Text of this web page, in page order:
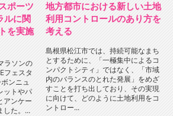
ポーツ
ルに関
を実施
ラソンの
フェスタ
ンニュ
ットやパ
アンケー
した。...
地方都市における新しい土地
利用コントロールのあり方を
考える
島根県松江市では、持続可能なまち
とするために、「一極集中によるコ
ンパクトシティ」ではなく、「市域
内のバランスのとれた発展」をめざ
すことを打ち出しており、その実現
に向けて、どのように土地利用をコ
ントロー...